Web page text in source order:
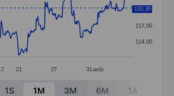
data points.
X axis displaying categories.
axis displaying values. Data ranges
21 27 31 août
114,00
117,00
120,00
120,30
chart.
1S 1M 3M 6M 1A